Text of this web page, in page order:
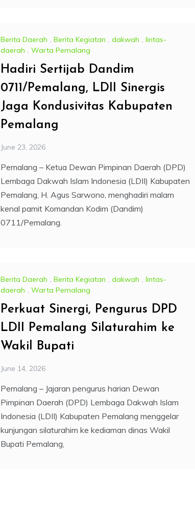
Berita Daerah , Berita Kegiatan , dakwah , lintas-
daerah , Warta Pemalang
Hadiri Sertijab Dandim
0711/Pemalang, LDII Sinergis
Jaga Kondusivitas Kabupaten
Pemalang
June 23, 2026
Pemalang – Ketua Dewan Pimpinan Daerah (DPD)
Lembaga Dakwah Islam Indonesia (LDII) Kabupaten
Pemalang, H. Agus Sarwono, menghadiri malam
kenal pamit Komandan Kodim (Dandim)
0711/Pemalang.
Berita Daerah , Berita Kegiatan , dakwah , lintas-
daerah , Warta Pemalang
Perkuat Sinergi, Pengurus DPD
LDII Pemalang Silaturahim ke
Wakil Bupati
June 14, 2026
Pemalang – Jajaran pengurus harian Dewan
Pimpinan Daerah (DPD) Lembaga Dakwah Islam
Indonesia (LDII) Kabupaten Pemalang menggelar
kunjungan silaturahim ke kediaman dinas Wakil
Bupati Pemalang,